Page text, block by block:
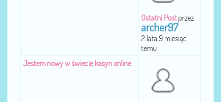
Ostatni Post przez
archer97
2 lata 9 miesiąc
temu
Jestem nowy w świecie kasyn online